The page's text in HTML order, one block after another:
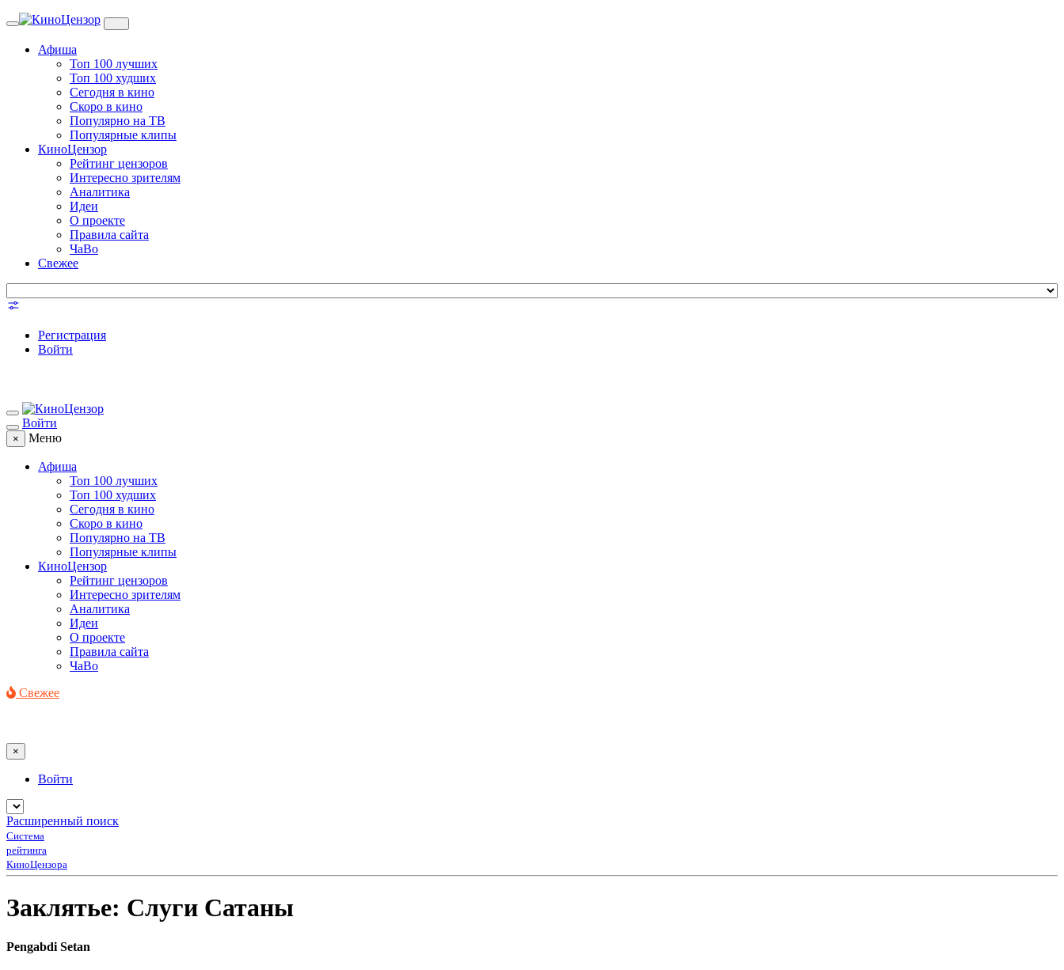
Toggle
Афиша
Топ 100 лучших
Топ 100 худших
Сегодня в кино
Скоро в кино
Популярно на ТВ
Популярные клипы
КиноЦензор
Рейтинг цензоров
Интересно зрителям
Аналитика
Идеи
О проекте
Правила сайта
ЧаВо
Свежее
Регистрация
Войти
Войти
× Меню
Афиша
Топ 100 лучших
Топ 100 худших
Сегодня в кино
Скоро в кино
Популярно на ТВ
Популярные клипы
КиноЦензор
Рейтинг цензоров
Интересно зрителям
Аналитика
Идеи
О проекте
Правила сайта
ЧаВо
Свежее
×
Войти
Расширенный поиск
Система
рейтинга
КиноЦензора
Заклятье: Слуги Сатаны
Pengabdi Setan